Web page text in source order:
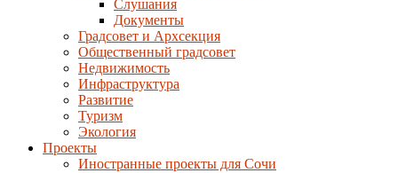
Слушания
Документы
Градсовет и Архсекция
Общественный градсовет
Недвижимость
Инфраструктура
Развитие
Туризм
Экология
Проекты
Иностранные проекты для Сочи